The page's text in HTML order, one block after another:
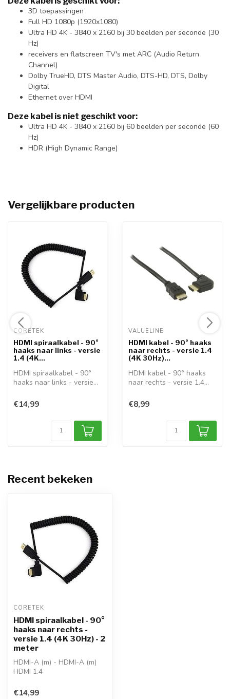
3D toepassingen
Full HD 1080p (1920x1080)
Ultra HD 4K - 3840 x 2160 bij 30 beelden per seconde (30
Hz)
receivers en flatscreen TV's met ARC (Audio Return
Channel)
Dolby TrueHD, DTS Master Audio, DTS-HD, DTS, Dolby
Digital
Ethernet over HDMI
Deze kabel is niet geschikt voor:
Ultra HD 4K - 3840 x 2160 bij 60 beelden per seconde (60
Hz)
HDR (High Dynamic Range)
Vergelijkbare producten
CORETEK
HDMI spiraalkabel - 90°
haaks naar links - versie
1.4 (4K...
HDMI spiraalkabel - 90°
haaks naar links - versie
€14,99
VALUELINE
HDMI kabel - 90° haaks
naar rechts - versie 1.4
(4K 30Hz)...
HDMI kabel - 90° haaks
naar rechts - versie 1.4
€8,99
Recent bekeken
CORETEK
HDMI spiraalkabel - 90°
haaks naar rechts -
versie 1.4 (4K 30Hz) - 2
meter
HDMI-A (m) - HDMI-A (m)
HDMI 1.4
90° haaks aan 1 zijde (h...
€14,99